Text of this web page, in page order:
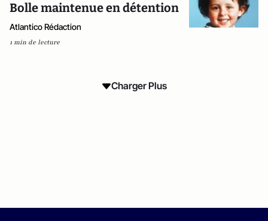
Bolle maintenue en détention
Atlantico Rédaction
1 min de lecture
Charger Plus